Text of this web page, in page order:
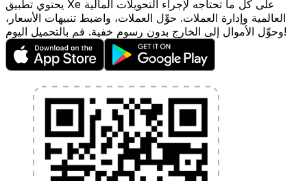
يحتوي تطبيق Xe على كل ما تحتاجه لإجراء التحويلات المالية
العالمية وإدارة العملات. حوِّل العملات، واضبط تنبيهات الأسعار،
وحوِّل الأموال إلى الخارج بدون رسوم خفية. قم بالتحميل اليوم!